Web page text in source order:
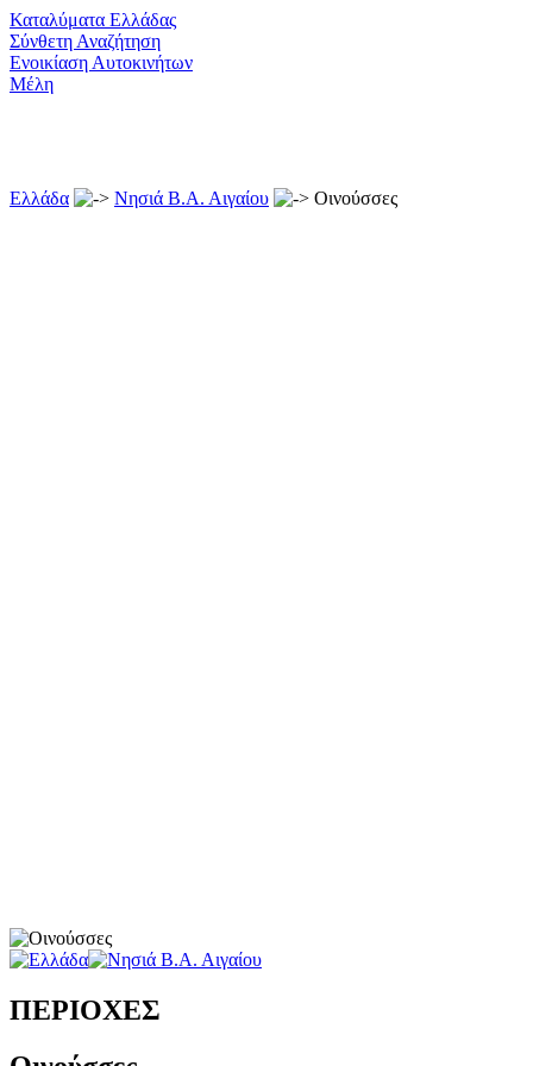
Καταλύματα Ελλάδας
Σύνθετη Αναζήτηση
Ενοικίαση Αυτοκινήτων
Μέλη
Ελλάδα Νησιά Β.Α. Αιγαίου Οινούσσες
ΠΕΡΙΟΧΕΣ